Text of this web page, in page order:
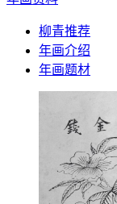
柳青推荐
年画介绍
年画题材